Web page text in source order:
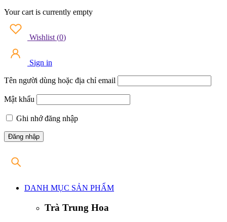
Your cart is currently empty
Wishlist (0)
Sign in
Tên người dùng hoặc địa chỉ email
Mật khẩu
Ghi nhớ đăng nhập
DANH MỤC SẢN PHẨM
Trà Trung Hoa